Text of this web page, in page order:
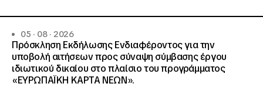
05 · 08 · 2026
Πρόσκληση Εκδήλωσης Ενδιαφέροντος για την
υποβολή αιτήσεων προς σύναψη σύμβασης έργου
ιδιωτικού δικαίου στο πλαίσιο του προγράμματος
«ΕΥΡΩΠΑΪΚΗ ΚΑΡΤΑ ΝΕΩΝ».